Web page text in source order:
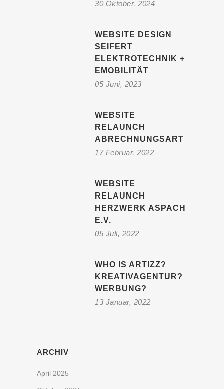
30 Oktober, 2024
WEBSITE DESIGN
SEIFERT
ELEKTROTECHNIK +
EMOBILITÄT
05 Juni, 2023
WEBSITE
RELAUNCH
ABRECHNUNGSART
17 Februar, 2022
WEBSITE
RELAUNCH
HERZWERK ASPACH
E.V.
05 Juli, 2022
WHO IS ARTIZZ?
KREATIVAGENTUR?
WERBUNG?
13 Januar, 2022
ARCHIV
April 2025